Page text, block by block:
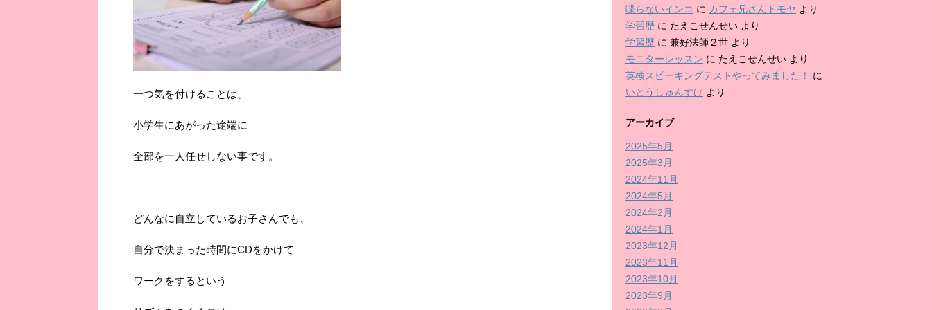
一つ気を付けることは、
小学生にあがった途端に
全部を一人任せしない事です。
どんなに自立しているお子さんでも、
自分で決まった時間にCDをかけて
ワークをするという
喋らないインコ に カフェ兄さんトモヤ より
学習歴 に たえこせんせい より
学習歴 に 兼好法師２世 より
モニターレッスン に たえこせんせい より
英検スピーキングテストやってみました！
に
いとうしゅんすけ より
アーカイブ
2025年5月
2025年3月
2024年11月
2024年5月
2024年2月
2024年1月
2023年12月
2023年11月
2023年10月
2023年9月